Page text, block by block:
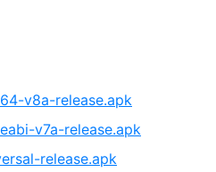
v8a-release.apk
v7a-release.apk
release.apk